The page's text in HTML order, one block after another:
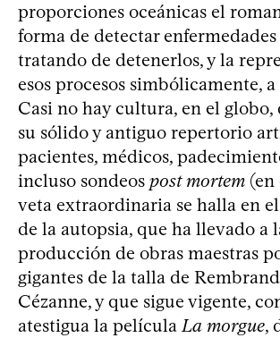
proporciones oceánicas el
forma de detectar
tratando de detenerlos, y la
esos procesos simbólicamente,
Casi no hay cultura, en el globo,
su sólido y antiguo repertorio
pacientes, médicos,
incluso sondeos post mortem (en
veta extraordinaria se halla en
de la autopsia, que ha llevado a
producción de obras maestras
gigantes de la talla de
Cézanne, y que sigue vigente,
atestigua la películaLa morgue,